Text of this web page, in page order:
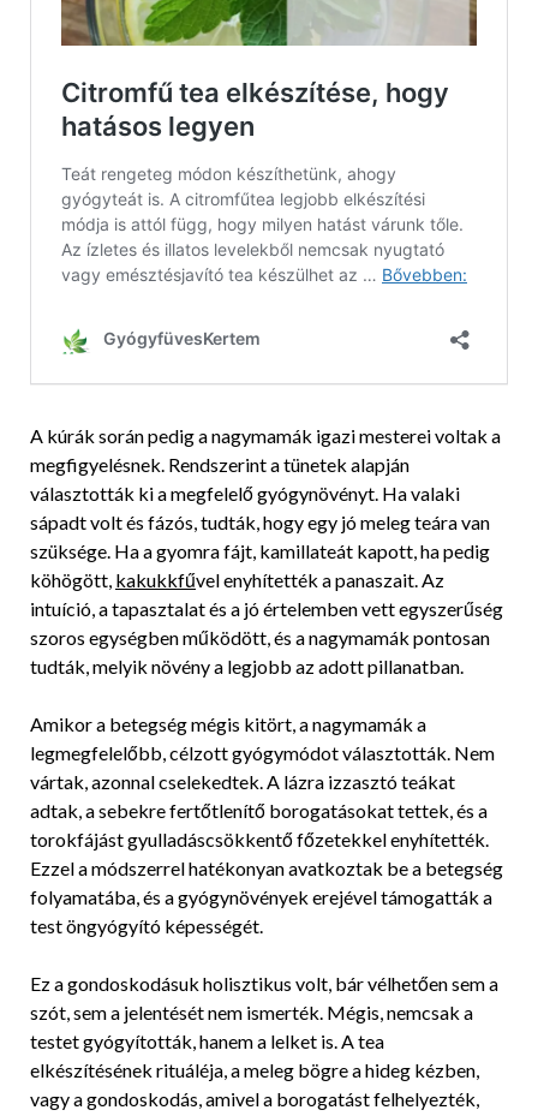
A kúrák során pedig a nagymamák igazi mesterei voltak a
megfigyelésnek. Rendszerint a tünetek alapján
választották ki a megfelelő gyógynövényt. Ha valaki
sápadt volt és fázós, tudták, hogy egy jó meleg teára van
szüksége. Ha a gyomra fájt, kamillateát kapott, ha pedig
köhögött, kakukkfűvel enyhítették a panaszait. Az
intuíció, a tapasztalat és a jó értelemben vett egyszerűség
szoros egységben működött, és a nagymamák pontosan
tudták, melyik növény a legjobb az adott pillanatban.
Amikor a betegség mégis kitört, a nagymamák a
legmegfelelőbb, célzott gyógymódot választották. Nem
vártak, azonnal cselekedtek. A lázra izzasztó teákat
adtak, a sebekre fertőtlenítő borogatásokat tettek, és a
torokfájást gyulladáscsökkentő főzetekkel enyhítették.
Ezzel a módszerrel hatékonyan avatkoztak be a betegség
folyamatába, és a gyógynövények erejével támogatták a
test öngyógyító képességét.
Ez a gondoskodásuk holisztikus volt, bár vélhetően sem a
szót, sem a jelentését nem ismerték. Mégis, nemcsak a
testet gyógyították, hanem a lelket is. A tea
elkészítésének rituáléja, a meleg bögre a hideg kézben,
vagy a gondoskodás, amivel a borogatást felhelyezték,